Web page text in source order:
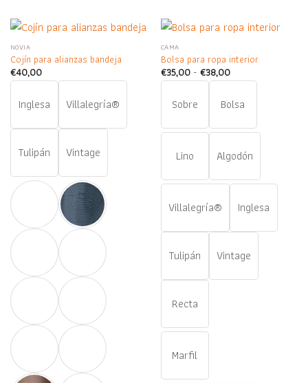
NOVIA
Cojín para alianzas bandeja
€40,00
Inglesa Villalegría®
Tulipán Vintage
CAMA
Bolsa para ropa interior
€35,00 - €38,00Rango
de
desde
€35,00
€38,00
Sobre Bolsa
Lino Algodón
Villalegría® Inglesa
Tulipán Vintage
Recta
Marfil